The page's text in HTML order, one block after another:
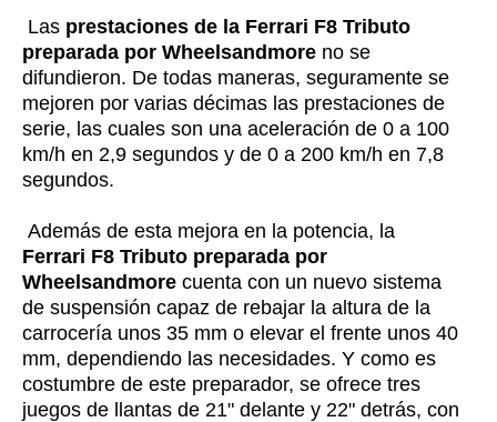
Las prestaciones de la Ferrari F8 Tributo
preparada por Wheelsandmore no se
difundieron. De todas maneras, seguramente se
mejoren por varias décimas las prestaciones de
serie, las cuales son una aceleración de 0 a 100
km/h en 2,9 segundos y de 0 a 200 km/h en 7,8
segundos.
Además de esta mejora en la potencia, la
Ferrari F8 Tributo preparada por
Wheelsandmore cuenta con un nuevo sistema
de suspensión capaz de rebajar la altura de la
carrocería unos 35 mm o elevar el frente unos 40
mm, dependiendo las necesidades. Y como es
costumbre de este preparador, se ofrece tres
juegos de llantas de 21" delante y 22" detrás, con